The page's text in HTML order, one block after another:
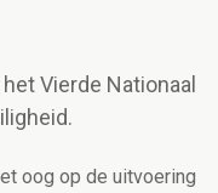
Vierde Nationaal
oog op de uitvoering